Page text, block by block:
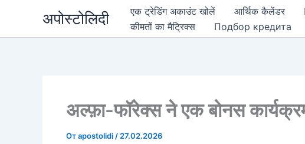
सामग्री
अपोस्टोलिदी एक ट्रेडिंग अकाउंट खोलें आर्थिक कैलेंडर
कीमतों का मैट्रिक्स
Подбор кредита
अल्फ़ा-फॉरेक्स ने एक बोनस
Отapostolidi / 27.02.2026